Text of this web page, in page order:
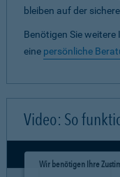
bleiben auf der
Benötigen Sie
eine persönliche
Video: So
Wir benötigen Ihre